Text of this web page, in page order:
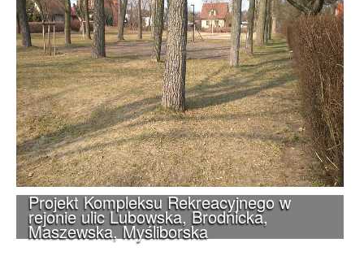
Projekt Kompleksu Rekreacyjnego w
rejonie ulic Lubowska, Brodnicka,
Maszewska, Myśliborska